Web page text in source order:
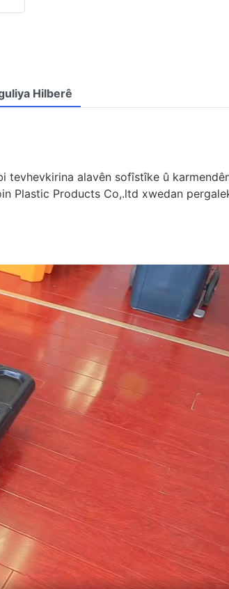
Hilberê
alavên sofîstîke û
Plastic Products Co,.ltd xwedan